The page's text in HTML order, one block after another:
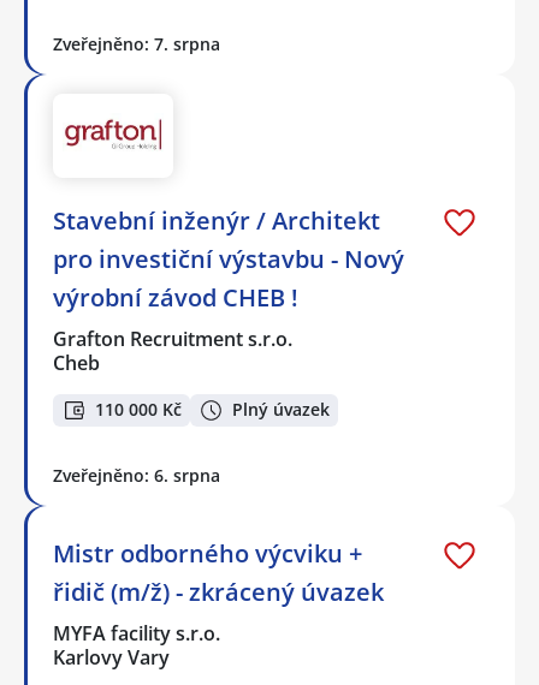
Zveřejněno: 7. srpna
Stavební inženýr / Architekt
pro investiční výstavbu - Nový
výrobní závod CHEB !
Grafton Recruitment s.r.o.
Cheb
110 000 Kč Plný úvazek
Zveřejněno: 6. srpna
Mistr odborného výcviku +
řidič (m/ž) - zkrácený úvazek
MYFA facility s.r.o.
Karlovy Vary